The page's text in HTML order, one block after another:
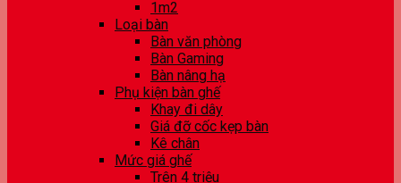
1m2
Loại bàn
Bàn văn phòng
Bàn Gaming
Bàn nâng hạ
Phụ kiện bàn ghế
Khay đi dây
Giá đỡ cốc kẹp bàn
Kê chân
Mức giá ghế
Trên 4 triệu